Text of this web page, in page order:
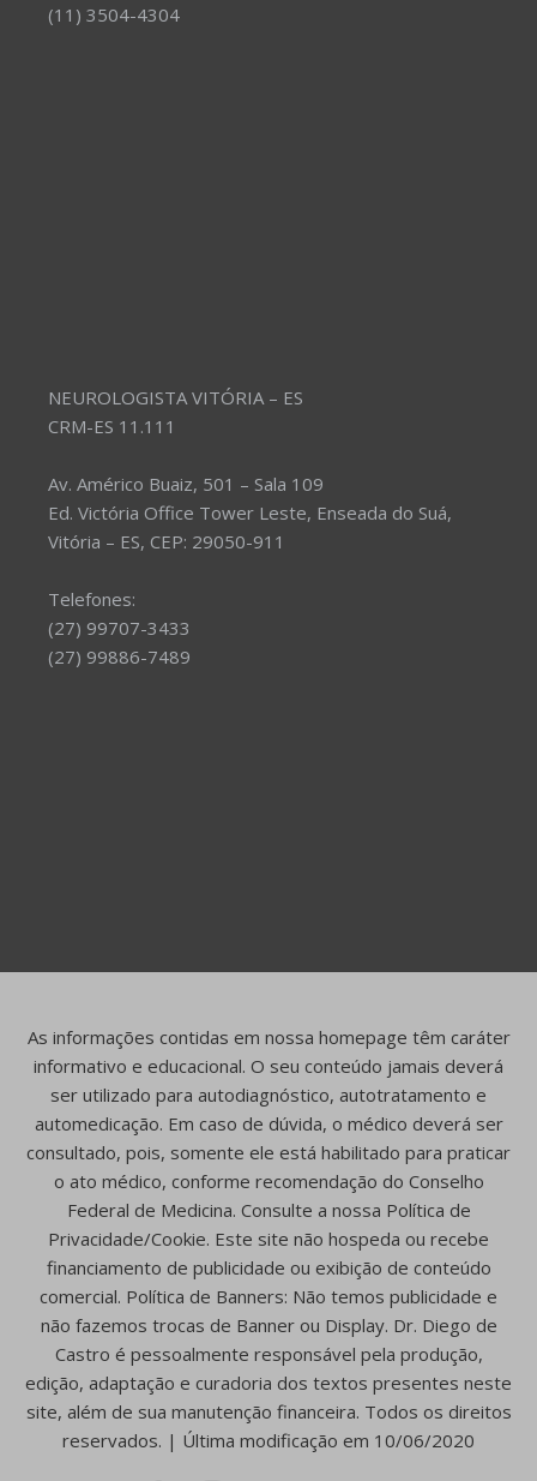
(11) 3504-4304
NEUROLOGISTA VITÓRIA – ES
CRM-ES 11.111
Av. Américo Buaiz, 501 – Sala 109
Ed. Victória Office Tower Leste, Enseada do Suá,
Vitória – ES, CEP: 29050-911
Telefones:
(27) 99707-3433
(27) 99886-7489
As informações contidas em nossa homepage têm caráter
informativo e educacional. O seu conteúdo jamais deverá
ser utilizado para autodiagnóstico, autotratamento e
automedicação. Em caso de dúvida, o médico deverá ser
consultado, pois, somente ele está habilitado para praticar
o ato médico, conforme recomendação do Conselho
Federal de Medicina. Consulte a nossa Política de
Privacidade/Cookie. Este site não hospeda ou recebe
financiamento de publicidade ou exibição de conteúdo
comercial. Política de Banners: Não temos publicidade e
não fazemos trocas de Banner ou Display. Dr. Diego de
Castro é pessoalmente responsável pela produção,
edição, adaptação e curadoria dos textos presentes neste
site, além de sua manutenção financeira. Todos os direitos
reservados. | Última modificação em 10/06/2020